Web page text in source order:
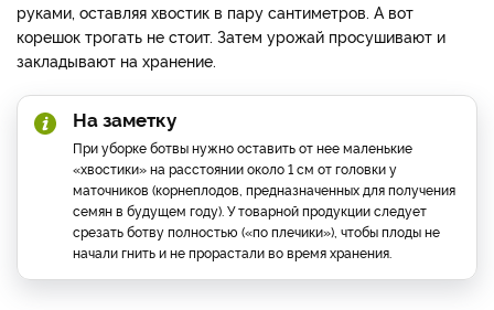
руками, оставляя хвостик в пару сантиметров. А вот
корешок трогать не стоит. Затем урожай просушивают и
закладывают на хранение.
На заметку
При уборке ботвы нужно оставить от нее маленькие
«хвостики» на расстоянии около 1 см от головки у
маточников (корнеплодов, предназначенных для получения
семян в будущем году). У товарной продукции следует
срезать ботву полностью («по плечики»), чтобы плоды не
начали гнить и не прорастали во время хранения.